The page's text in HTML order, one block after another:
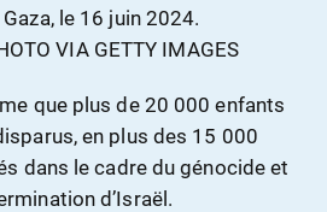
le 16 juin 2024.
VIA GETTY IMAGES
que plus de 20 000 enfants
en plus des 15 000
dans le cadre du génocide et
d’Israël.